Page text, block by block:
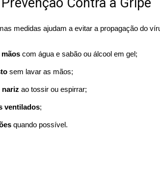
medidas ajudam a evitar a propagação do
com água e sabão ou álcool em gel;
sem lavar as mãos;
nariz ao tossir ou espirrar;
ventilados;
quando possível.